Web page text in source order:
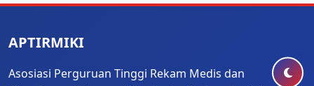
APTIRMIKI
Asosiasi Perguruan Tinggi Rekam Medis dan